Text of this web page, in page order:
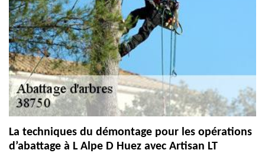
La techniques du démontage pour les opérations
d’abattage à L Alpe D Huez avec Artisan LT